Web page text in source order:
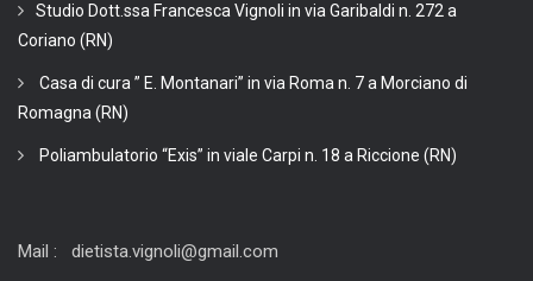
Studio Dott.ssa Francesca Vignoli in via Garibaldi n. 272 a
Coriano (RN)
Casa di cura ” E. Montanari” in via Roma n. 7 a Morciano di
Romagna (RN)
Poliambulatorio “Exis” in viale Carpi n. 18 a Riccione (RN)
Mail : dietista.vignoli@gmail.com